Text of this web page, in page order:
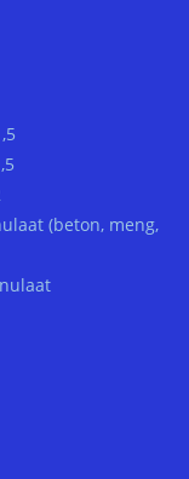
(beton, meng,